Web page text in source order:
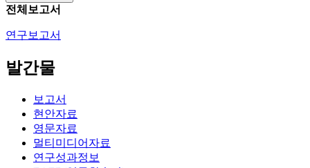
전체보고서
연구보고서
발간물
보고서
현안자료
영문자료
멀티미디어자료
연구성과정보